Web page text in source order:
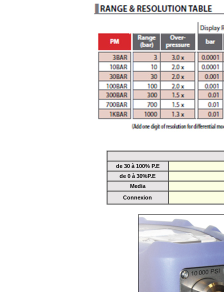
de 30 à 100% P.E
de 0 à 30%P.E
Media
Connexion